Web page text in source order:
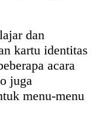
dan
kartu identitas
acara
juga
menu-menu